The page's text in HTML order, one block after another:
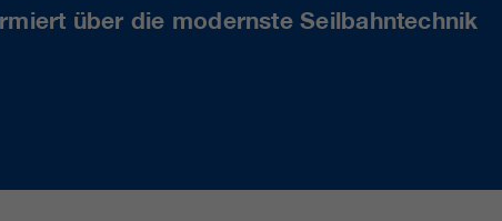
über die modernste Seilbahntechnik